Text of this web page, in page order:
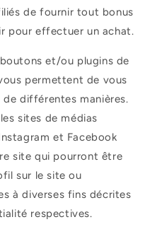
de fournir tout bonus
pour effectuer un achat.
et/ou plugins de
permettent de vous
différentes manières.
sites de médias
et Facebook
site qui pourront être
sur le site ou
à diverses fins décrites
respectives.